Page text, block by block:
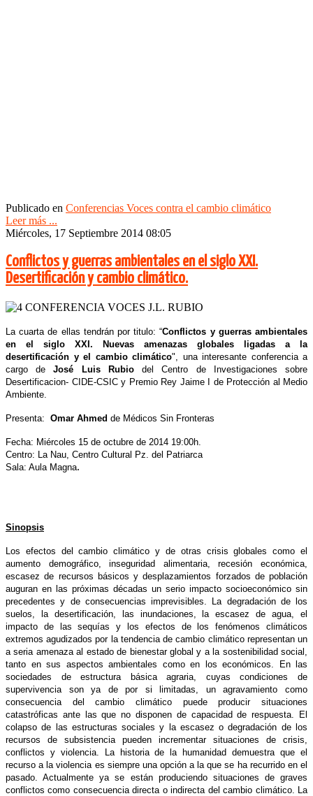
Publicado en Conferencias Voces contra el cambio climático
Leer más ...
Miércoles, 17 Septiembre 2014 08:05
Conflictos y guerras ambientales en el siglo XXI.
Desertificación y cambio climático.
La cuarta de ellas tendrán por titulo: “Conflictos y guerras ambientales
en el siglo XXI. Nuevas amenazas globales ligadas a la
desertificación y el cambio climático", una interesante conferencia a
cargo deJosé Luis RubiodelCentro de Investigaciones sobre
Desertificacion- CIDE-CSICy Premio Rey Jaime I de Protección al Medio
Ambiente.
Presenta: Omar Ahmed de Médicos Sin Fronteras
Fecha: Miércoles 15 de octubre de 2014 19:00h.
Centro: La Nau, Centro Cultural Pz. del Patriarca
Sala: Aula Magna.
Sinopsis
Los efectos del cambio climático y de otras crisis globales como el
aumento demográfico, inseguridad alimentaria, recesión económica,
escasez de recursos básicos y desplazamientos forzados de población
auguran en las próximas décadas un serio impacto socioeconómico sin
precedentes y de consecuencias imprevisibles. La degradación de los
suelos, la desertificación, las inundaciones, la escasez de agua, el
impacto de las sequías y los efectos de los fenómenos climáticos
extremos agudizados por la tendencia de cambio climático representan un
a seria amenaza al estado de bienestar global y a la sostenibilidad social,
tanto en sus aspectos ambientales como en los económicos. En las
sociedades de estructura básica agraria, cuyas condiciones de
supervivencia son ya de por si limitadas, un agravamiento como
consecuencia del cambio climático puede producir situaciones
catastróficas ante las que no disponen de capacidad de respuesta. El
colapso de las estructuras sociales y la escasez o degradación de los
recursos de subsistencia pueden incrementar situaciones de crisis,
conflictos y violencia. La historia de la humanidad demuestra que el
recurso a la violencia es siempre una opción a la que se ha recurrido en el
pasado. Actualmente ya se están produciendo situaciones de graves
conflictos como consecuencia directa o indirecta del cambio climático. La